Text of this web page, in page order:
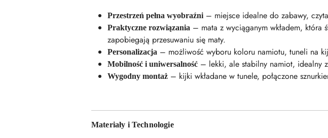
Przestrzeń pełna wyobraźni– miejsce idealne do zabawy,
Praktyczne rozwiązania – mata z wyciąganym wkładem, która
zapobiegają przesuwaniu się maty.
Personalizacja – możliwość wyboru koloru namiotu, tuneli na
Mobilność i uniwersalność – lekki, ale stabilny namiot, idealny
Wygodny montaż – kijki wkładane w tunele, połączone
Materiały i Technologie